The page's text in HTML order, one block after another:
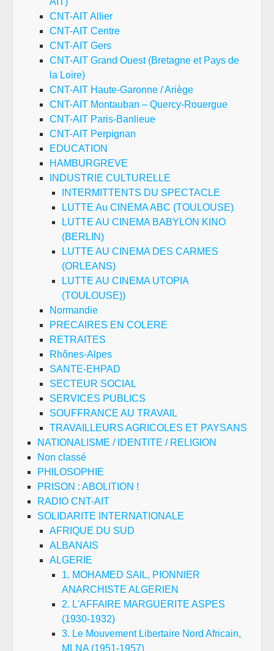
CNT-AIT Allier
CNT-AIT Centre
CNT-AIT Gers
CNT-AIT Grand Ouest (Bretagne et Pays de
la Loire)
CNT-AIT Haute-Garonne / Ariège
CNT-AIT Montauban – Quercy-Rouergue
CNT-AIT Paris-Banlieue
CNT-AIT Perpignan
EDUCATION
HAMBURGREVE
INDUSTRIE CULTURELLE
INTERMITTENTS DU SPECTACLE
LUTTE Au CINEMA ABC (TOULOUSE)
LUTTE AU CINEMA BABYLON KINO
(BERLIN)
LUTTE AU CINEMA DES CARMES
(ORLEANS)
LUTTE AU CINEMA UTOPIA
(TOULOUSE))
Normandie
PRECAIRES EN COLERE
RETRAITES
Rhônes-Alpes
SANTE-EHPAD
SECTEUR SOCIAL
SERVICES PUBLICS
SOUFFRANCE AU TRAVAIL
TRAVAILLEURS AGRICOLES ET PAYSANS
NATIONALISME / IDENTITE / RELIGION
Non classé
PHILOSOPHIE
PRISON : ABOLITION !
RADIO CNT-AIT
SOLIDARITE INTERNATIONALE
AFRIQUE DU SUD
ALBANAIS
ALGERIE
1. MOHAMED SAIL, PIONNIER
ANARCHISTE ALGERIEN
2. L'AFFAIRE MARGUERITE ASPES
(1930-1932)
3. Le Mouvement Libertaire Nord Africain,
MLNA (1951-1957)